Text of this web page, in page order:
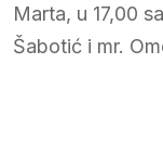
Marta, u 17,00
Šabotić i mr.